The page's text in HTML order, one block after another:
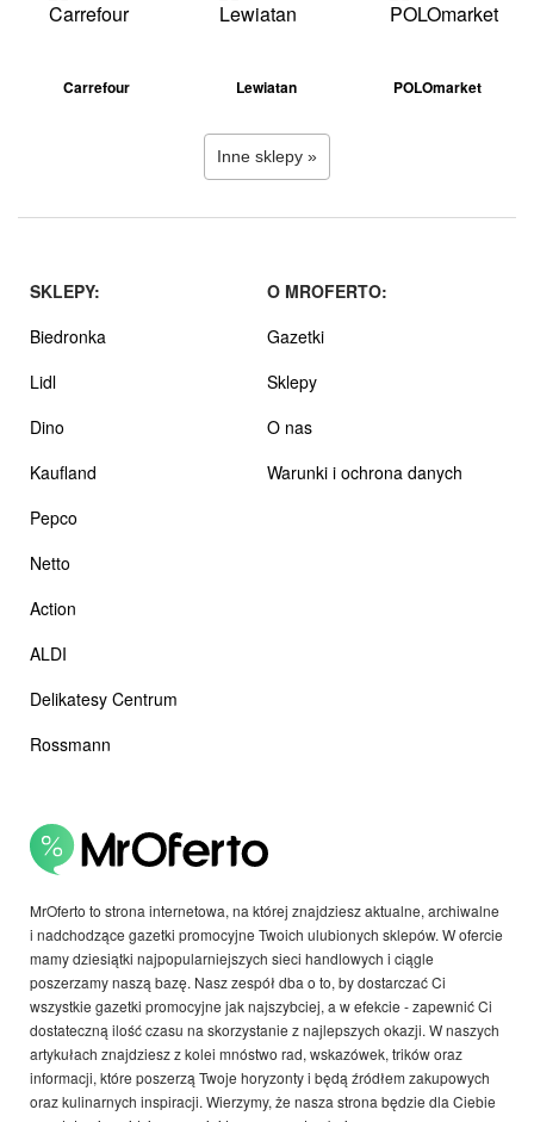
Carrefour Lewiatan POLOmarket
Inne sklepy »
MrOferto to strona internetowa, na której znajdziesz aktualne, archiwalne
i nadchodzące gazetki promocyjne Twoich ulubionych sklepów. W ofercie
mamy dziesiątki najpopularniejszych sieci handlowych i ciągle
poszerzamy naszą bazę. Nasz zespół dba o to, by dostarczać Ci
wszystkie gazetki promocyjne jak najszybciej, a w efekcie - zapewnić Ci
dostateczną ilość czasu na skorzystanie z najlepszych okazji. W naszych
artykułach znajdziesz z kolei mnóstwo rad, wskazówek, trików oraz
informacji, które poszerzą Twoje horyzonty i będą źródłem zakupowych
oraz kulinarnych inspiracji. Wierzymy, że nasza strona będzie dla Ciebie
SKLEPY:
Biedronka
Lidl
Dino
Kaufland
Pepco
Netto
Action
ALDI
Delikatesy Centrum
Rossmann
O MROFERTO:
Gazetki
Sklepy
O nas
Warunki i ochrona danych